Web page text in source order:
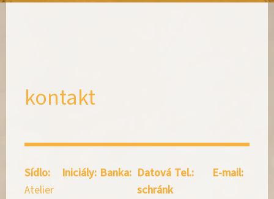
kontakt
Sídlo:
Atelier
Iniciály: Banka: Datová
schránk
Tel.: E-mail: